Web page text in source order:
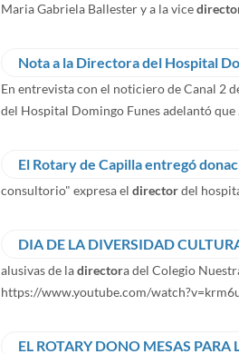
Maria Gabriela Ballester y a la vice
Nota a la Directora del Hospital
En entrevista con el noticiero de Canal 2
del Hospital Domingo Funes adelantó que
El Rotary de Capilla entregó
consultorio" expresa el directordel
DIA DE LA DIVERSIDAD
alusivas de ladirectora del Colegio
https://www.youtube.com/
EL ROTARY DONO MESAS PARA